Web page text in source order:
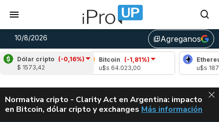
10/8/2026 library_addAgreganos
Dólar cripto (-0,16%)
$ 1573,42
Bitcoin (-1,81%)
u$s 64.023,00
Ethereum
(-
ALERTA
Normativa cripto - Clarity Act en Argentina: impacto
en Bitcoin, dólar cripto y exchanges CLARITY ACT EN
Más información